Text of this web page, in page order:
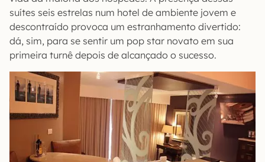
suítes seis estrelas num hotel de ambiente jovem e
descontraído provoca um estranhamento divertido:
dá, sim, para se sentir um pop star novato em sua
primeira turnê depois de alcançado o sucesso.